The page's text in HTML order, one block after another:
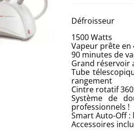
Défroisseur
1500 Watts
Vapeur prête en
90 minutes de
Grand réservoir
Tube
rangement
Cintre rotatif
Système de
professionnels !
Smart Auto-Off :
Accessoires